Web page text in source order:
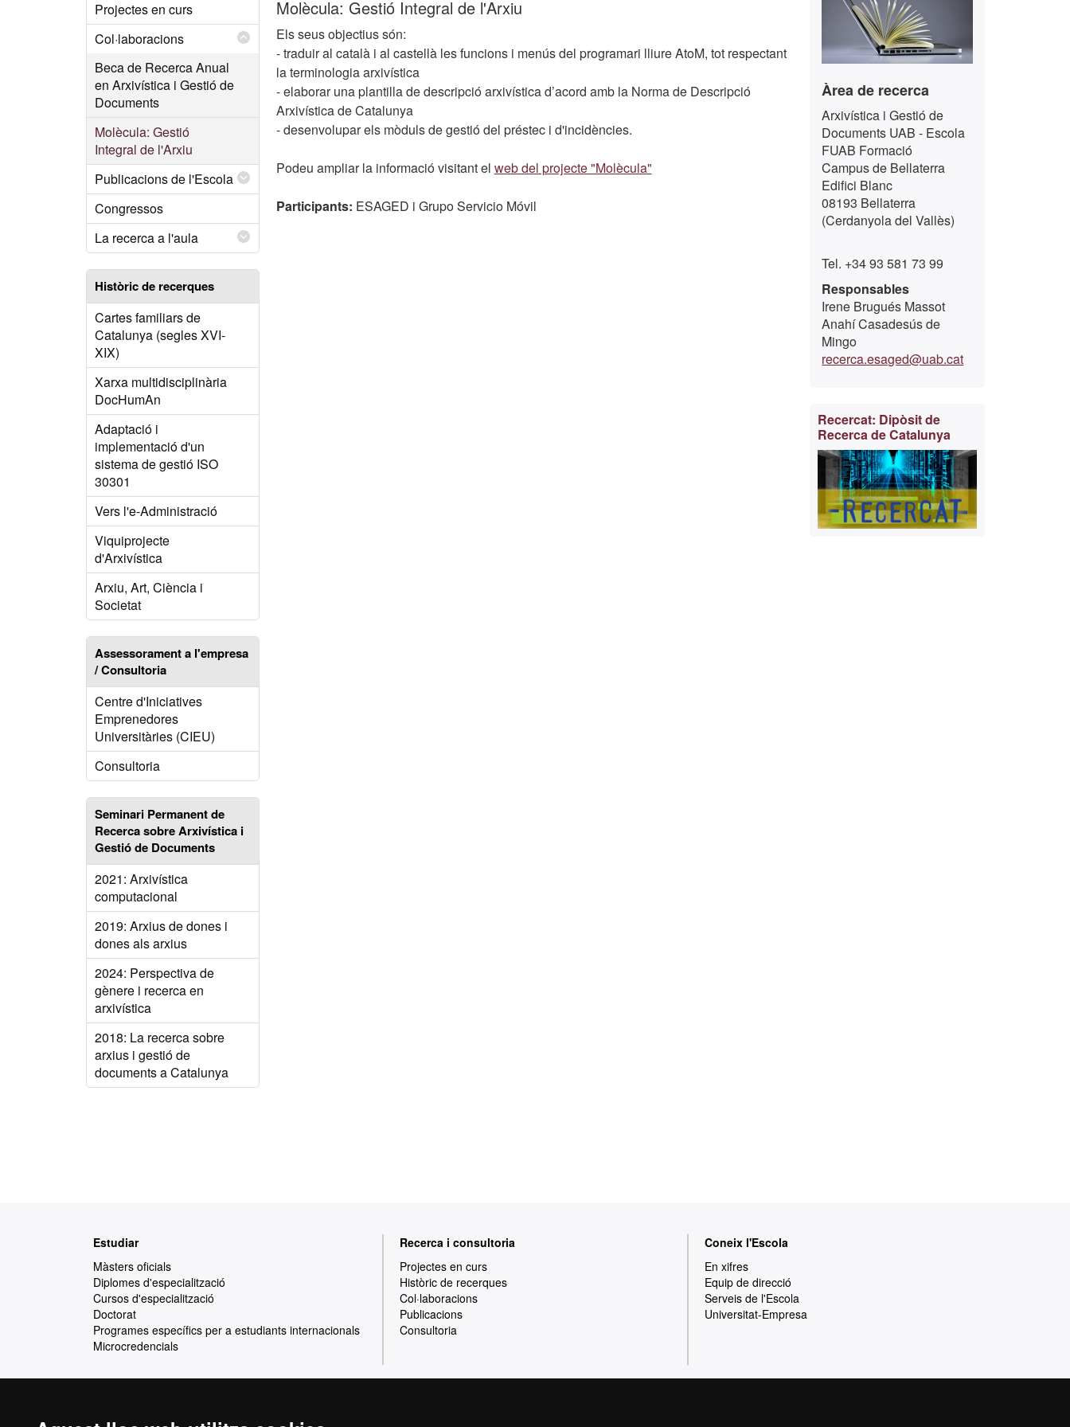
Projectes en curs
Col·laboracions
Beca de Recerca Anual
en Arxivística i Gestió de
Documents
Molècula: Gestió
Integral de l'Arxiu
Publicacions de l'Escola
Congressos
La recerca a l'aula
Històric de recerques
Cartes familiars de
Catalunya (segles XVI-
XIX)
Xarxa multidisciplinària
DocHumAn
Adaptació i
implementació d'un
sistema de gestió ISO
30301
Vers l'e-Administració
Viquiprojecte
d'Arxivística
Arxiu, Art, Ciència i
Societat
Assessorament a l'empresa
/ Consultoria
Centre d'Iniciatives
Emprenedores
Universitàries (CIEU)
Consultoria
Seminari Permanent de
Recerca sobre Arxivística i
Gestió de Documents
2021: Arxivística
computacional
2019: Arxius de dones i
dones als arxius
2024: Perspectiva de
gènere i recerca en
arxivística
2018: La recerca sobre
arxius i gestió de
documents a Catalunya
Molècula: Gestió Integral de l'Arxiu
Els seus objectius són:
- traduir al català i al castellà les funcions i menús del programari lliure AtoM, tot respectant
la terminologia arxivística
- elaborar una plantilla de descripció arxivística d’acord amb la Norma de Descripció
Arxivística de Catalunya
- desenvolupar els mòduls de gestió del préstec i d'incidències.
Podeu ampliar la informació visitant el web del projecte "Molècula"
Participants: ESAGED i Grupo Servicio Móvil
Àrea de recerca
Arxivística i Gestió de
Documents UAB - Escola
FUAB Formació
Campus de Bellaterra
Edifici Blanc
08193 Bellaterra
(Cerdanyola del Vallès)
Tel. +34 93 581 73 99
Responsables
Irene Brugués Massot
Anahí Casadesús de
Mingo
recerca.esaged@uab.cat
Recercat: Dipòsit de
Recerca de Catalunya
Estudiar
Màsters oficials
Diplomes d'especialització
Cursos d'especialització
Doctorat
Programes específics per a estudiants internacionals
Microcredencials
Recerca i consultoria
Projectes en curs
Històric de recerques
Col·laboracions
Publicacions
Consultoria
Coneix l'Escola
En xifres
Equip de direcció
Serveis de l'Escola
Universitat-Empresa